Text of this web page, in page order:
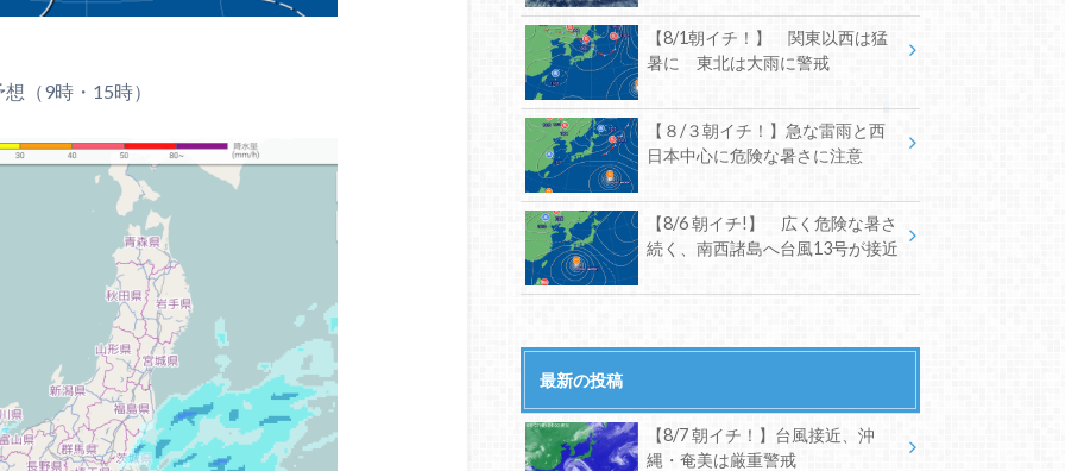
（9時・15時）
【8/1朝イチ！】 関東以西は猛
暑に 東北は大雨に警戒
【８/３朝イチ！】急な雷雨と西
日本中心に危険な暑さに注意
【8/6 朝イチ!】 広く危険な暑さ
続く、南西諸島へ台風13号が接近
最新の投稿
【8/7 朝イチ！】台風接近、沖
縄・奄美は厳重警戒